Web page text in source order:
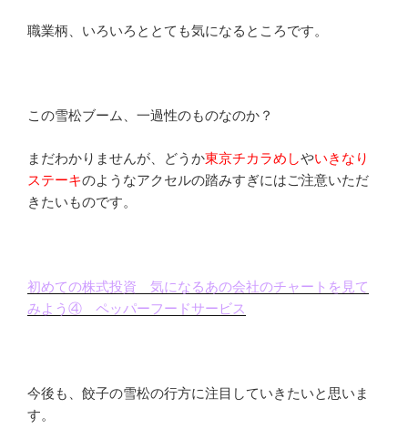
職業柄、いろいろととても気になるところです。
この雪松ブーム、一過性のものなのか？
まだわかりませんが、どうか東京チカラめしやいきなり
ステーキのようなアクセルの踏みすぎにはご注意いただ
きたいものです。
初めての株式投資 気になるあの会社のチャートを見て
みよう④ ペッパーフードサービス
今後も、餃子の雪松の行方に注目していきたいと思いま
す。